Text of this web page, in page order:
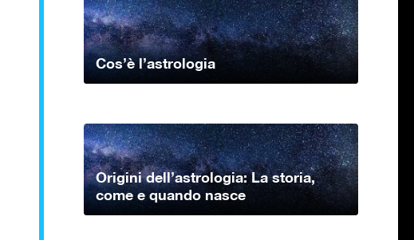
Cos’è l’astrologia
Origini dell’astrologia: La storia,
come e quando nasce